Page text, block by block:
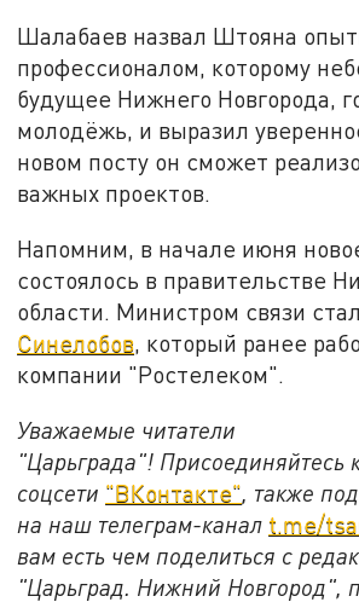
Шалабаев назвал Штояна
профессионалом, которому
будущее Нижнего Новгорода,
молодёжь, и выразил
новом посту он сможет
важных проектов.
Напомним, в начале июня
состоялось в правительстве
области. Министром связи
Синелобов, который ранее
компании "Ростелеком".
Уважаемые читатели
"Царьграда"! Присоединяйтесь
соцсети "ВКонтакте" , также
на наш телеграм-канал t.me/
вам есть чем поделиться с
"Царьград. Нижний Новгород",